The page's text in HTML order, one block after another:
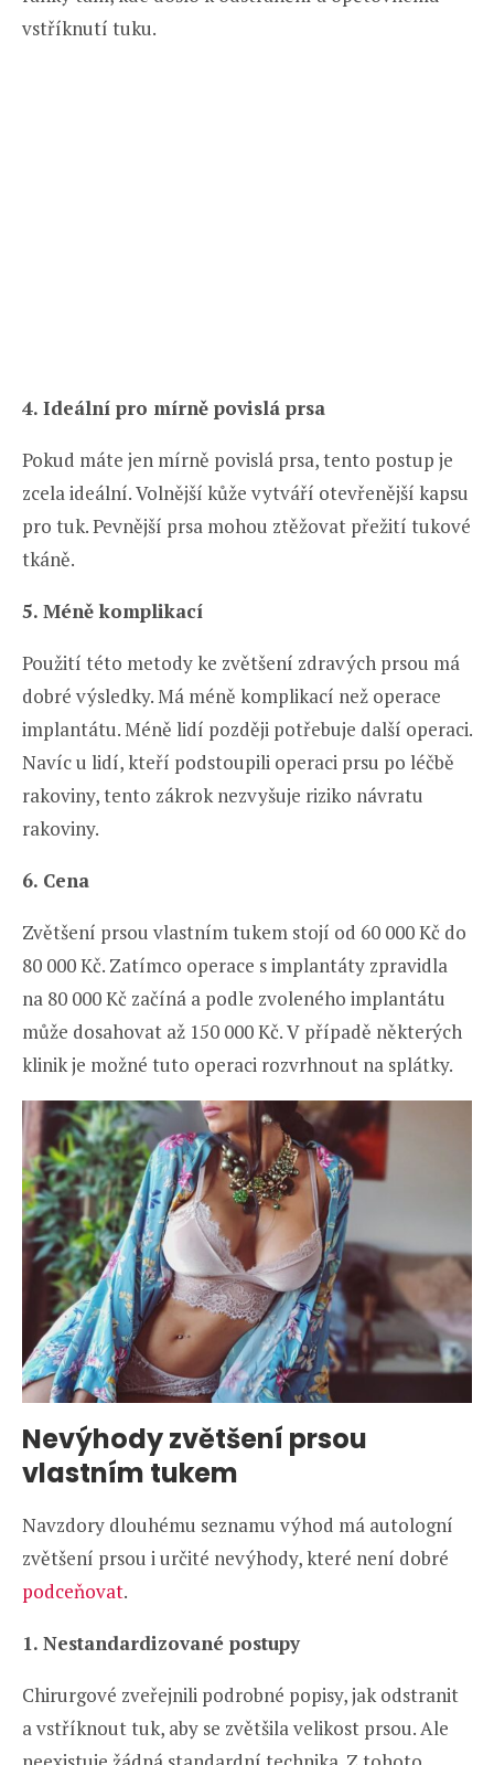
vstříknutí tuku.
4. Ideální pro mírně povislá prsa
Pokud máte jen mírně povislá prsa, tento postup je
zcela ideální. Volnější kůže vytváří otevřenější kapsu
pro tuk. Pevnější prsa mohou ztěžovat přežití tukové
tkáně.
5. Méně komplikací
Použití této metody ke zvětšení zdravých prsou má
dobré výsledky. Má méně komplikací než operace
implantátu. Méně lidí později potřebuje další operaci.
Navíc u lidí, kteří podstoupili operaci prsu po léčbě
rakoviny, tento zákrok nezvyšuje riziko návratu
rakoviny.
6. Cena
Zvětšení prsou vlastním tukem stojí od 60 000 Kč do
80 000 Kč. Zatímco operace s implantáty zpravidla
na 80 000 Kč začíná a podle zvoleného implantátu
může dosahovat až 150 000 Kč. V případě některých
klinik je možné tuto operaci rozvrhnout na splátky.
Nevýhody zvětšení prsou
vlastním tukem
Navzdory dlouhému seznamu výhod má autologní
zvětšení prsou i určité nevýhody, které není dobré
podceňovat.
1. Nestandardizované postupy
Chirurgové zveřejnili podrobné popisy, jak odstranit
a vstříknout tuk, aby se zvětšila velikost prsou. Ale